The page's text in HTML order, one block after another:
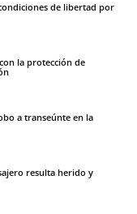
de libertad por
la protección de
a transeúnte en la
resulta herido y